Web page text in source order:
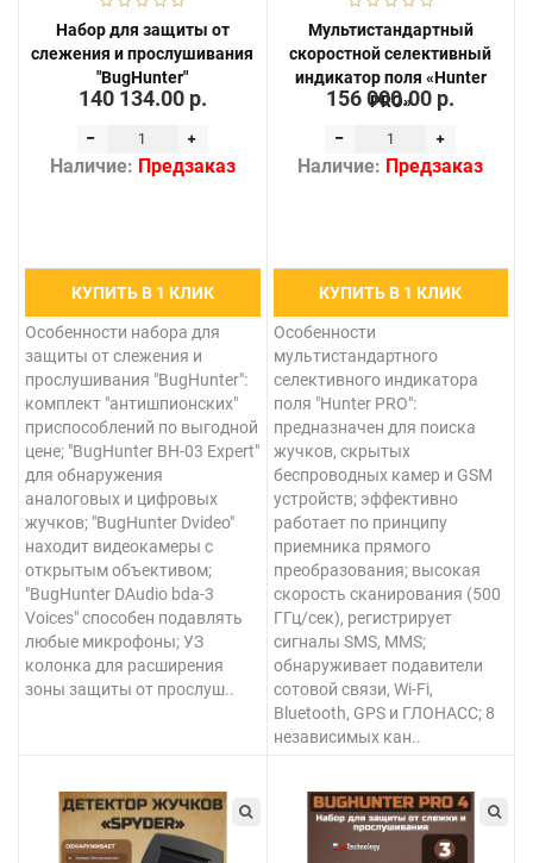
Набор для защиты от
слежения и прослушивания
"BugHunter"
140 134.00 р.
Наличие: Предзаказ
КУПИТЬ В 1 КЛИК
Особенности набора для
защиты от слежения и
прослушивания "BugHunter":
комплект "антишпионских"
приспособлений по выгодной
цене; "BugHunter BH-03 Expert"
для обнаружения
аналоговых и цифровых
жучков; "BugHunter Dvideo"
находит видеокамеры с
открытым объективом;
"BugHunter DAudio bda-3
Voices" способен подавлять
любые микрофоны; УЗ
колонка для расширения
зоны защиты от прослуш..
Мультистандартный
скоростной селективный
индикатор поля «Hunter
PRO»
156 000.00 р.
Наличие: Предзаказ
КУПИТЬ В 1 КЛИК
Особенности
мультистандартного
селективного индикатора
поля "Hunter PRO":
предназначен для поиска
жучков, скрытых
беспроводных камер и GSM
устройств; эффективно
работает по принципу
приемника прямого
преобразования; высокая
скорость сканирования (500
ГГц/сек), регистрирует
сигналы SMS, MMS;
обнаруживает подавители
сотовой связи, Wi-Fi,
Bluetooth, GPS и ГЛОНАСС; 8
независимых кан..